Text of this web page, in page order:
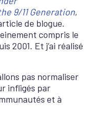
9/11 Generation,
de blogue.
compris le
2001. Et j’ai réalisé
pas normaliser
infligés par
et à